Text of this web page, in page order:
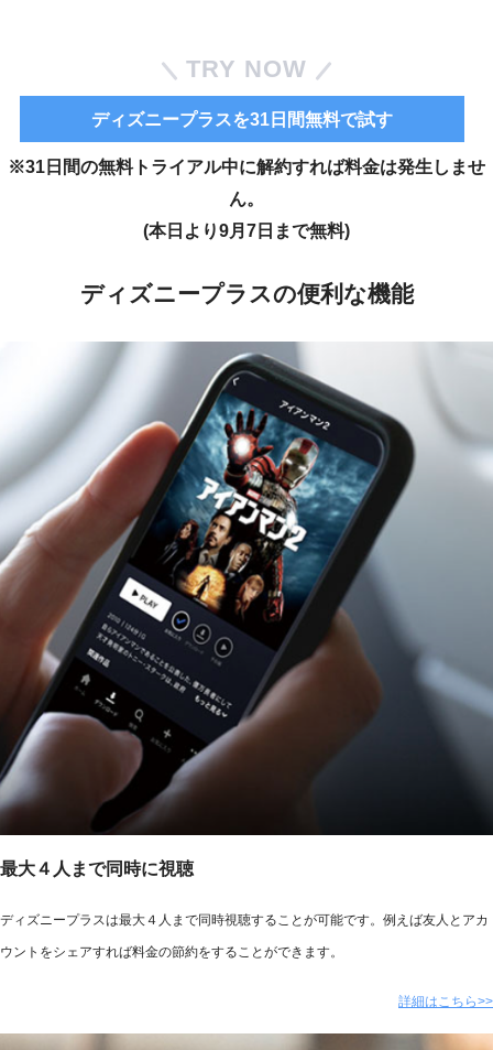
TRY NOW
ディズニープラスを31日間無料で試す
※31日間の無料トライアル中に解約すれば料金は発生しませ
ん。
(本日より9月7日まで無料)
ディズニープラスの便利な機能
最大４人まで同時に視聴
ディズニープラスは最大４人まで同時視聴することが可能です。例えば友人とアカ
ウントをシェアすれば料金の節約をすることができます。
詳細はこちら>>